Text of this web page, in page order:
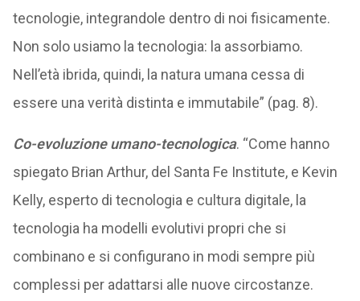
tecnologie, integrandole dentro di noi fisicamente.
Non solo usiamo la tecnologia: la assorbiamo.
Nell’età ibrida, quindi, la natura umana cessa di
essere una verità distinta e immutabile” (pag. 8).
Co-evoluzione umano-tecnologica. “Come hanno
spiegato Brian Arthur, del Santa Fe Institute, e Kevin
Kelly, esperto di tecnologia e cultura digitale, la
tecnologia ha modelli evolutivi propri che si
combinano e si configurano in modi sempre più
complessi per adattarsi alle nuove circostanze.